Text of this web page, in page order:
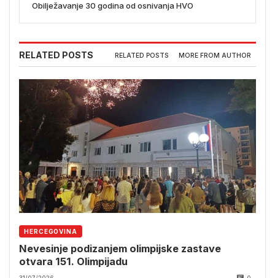
Obilježavanje 30 godina od osnivanja HVO
RELATED POSTS RELATED POSTS MORE FROM AUTHOR
HERCEGOVINA
Nevesinje podizanjem olimpijske zastave
otvara 151. Olimpijadu